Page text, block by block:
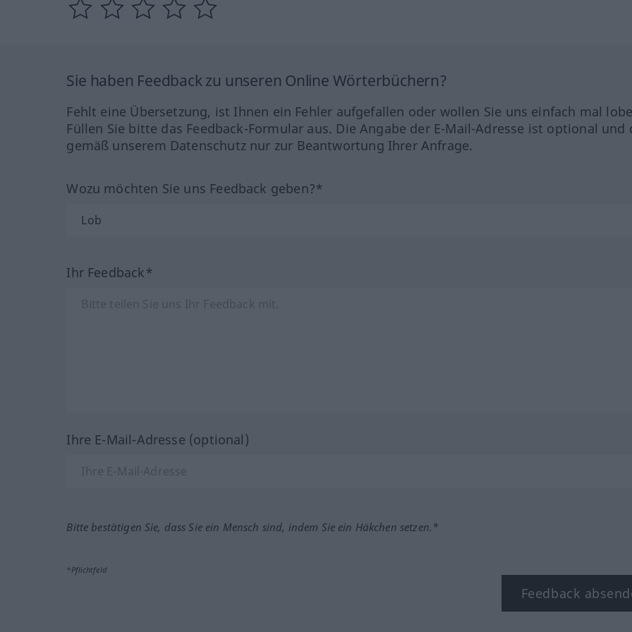
Sie haben Feedback zu unseren Online Wörterbüchern?
Fehlt eine Übersetzung, ist Ihnen ein Fehler aufgefallen oder wollen Sie uns einfach mal
Füllen Sie bitte das Feedback-Formular aus. Die Angabe der E-Mail-Adresse ist optional und
gemäß unserem Datenschutz nur zur Beantwortung Ihrer Anfrage.
Wozu möchten Sie uns Feedback geben?*
Ihr Feedback*
Ihre E-Mail-Adresse (optional)
Bitte bestätigen Sie, dass Sie ein Mensch sind, indem Sie ein Häkchen setzen.*
*Pflichtfeld
Feedback